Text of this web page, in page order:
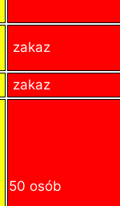
zakaz
zakaz
50 osób